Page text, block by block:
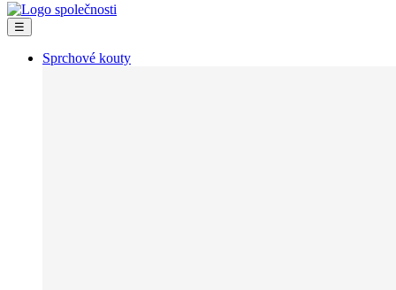
☰
Sprchové kouty